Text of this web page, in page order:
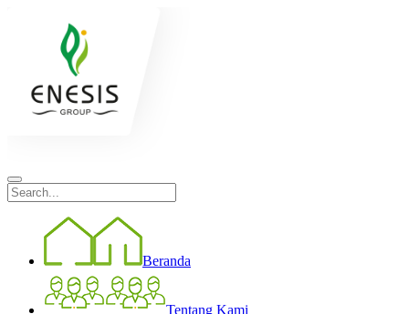
Beranda
Tentang Kami